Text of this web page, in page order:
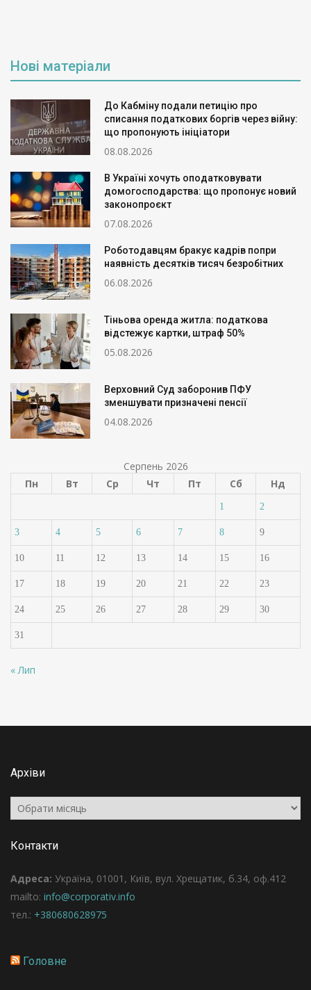
Нові матеріали
До Кабміну подали петицію про
списання податкових боргів через війну:
що пропонують ініціатори
08.08.2026
В Україні хочуть оподатковувати
домогосподарства: що пропонує новий
законопроєкт
07.08.2026
Роботодавцям бракує кадрів попри
наявність десятків тисяч безробітних
06.08.2026
Тіньова оренда житла: податкова
відстежує картки, штраф 50%
05.08.2026
Верховний Суд заборонив ПФУ
зменшувати призначені пенсії
04.08.2026
Серпень 2026
Пн
Вт Ср Чт Пт Сб Нд
1 2
3 4 5 6 7 8 9
10 11 12 13 14 15 16
17 18 19 20 21 22 23
24 25 26 27 28 29 30
31
« Лип
Архіви
Архіви
Контакти
Адреса: Україна, 01001, Київ, вул. Хрещатик, б.34, оф.412
mailto: info@corporativ.info
тел.: +380680628975
Головне